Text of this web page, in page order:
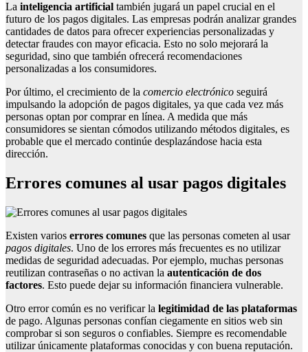
La inteligencia artificial también jugará un papel crucial en el
futuro de los pagos digitales. Las empresas podrán analizar grandes
cantidades de datos para ofrecer experiencias personalizadas y
detectar fraudes con mayor eficacia. Esto no solo mejorará la
seguridad, sino que también ofrecerá recomendaciones
personalizadas a los consumidores.
Por último, el crecimiento de la comercio electrónico seguirá
impulsando la adopción de pagos digitales, ya que cada vez más
personas optan por comprar en línea. A medida que más
consumidores se sientan cómodos utilizando métodos digitales, es
probable que el mercado continúe desplazándose hacia esta
dirección.
Errores comunes al usar pagos digitales
Existen varios errores comunes que las personas cometen al usar
pagos digitales. Uno de los errores más frecuentes es no utilizar
medidas de seguridad adecuadas. Por ejemplo, muchas personas
reutilizan contraseñas o no activan la autenticación de dos
factores. Esto puede dejar su información financiera vulnerable.
Otro error común es no verificar la legitimidad de las plataformas
de pago. Algunas personas confían ciegamente en sitios web sin
comprobar si son seguros o confiables. Siempre es recomendable
utilizar únicamente plataformas conocidas y con buena reputación.